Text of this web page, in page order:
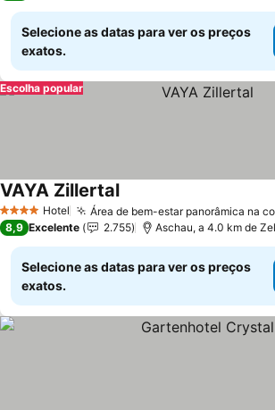
Selecione as datas para ver os preços
exatos.
Escolha popular
4 EstrelasHotel Área de bem-estar panorâmica na
VAYA ZillertalVer preços
8,9 Excelente 2.755 Aschau, a 4.0 km de
Selecione as datas para ver os preços
exatos.